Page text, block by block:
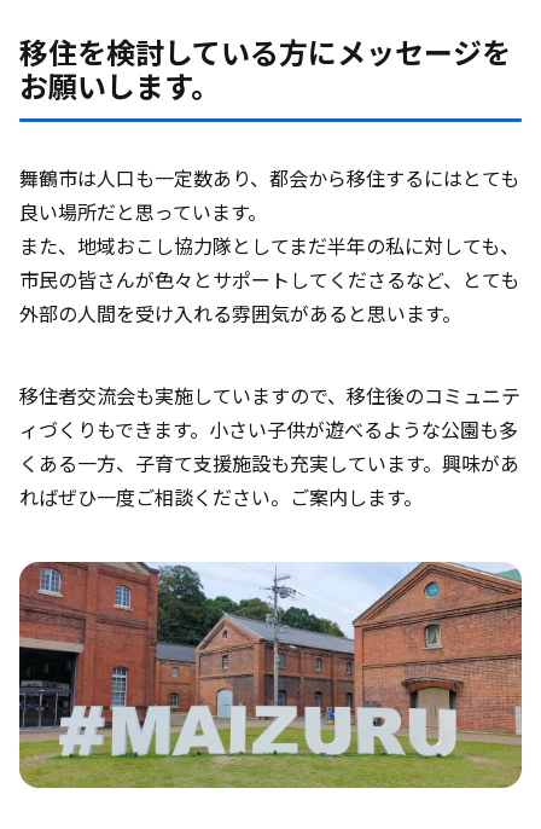
移住を検討している方にメッセージを
お願いします。
舞鶴市は人口も一定数あり、都会から移住するにはとても
良い場所だと思っています。
また、地域おこし協力隊としてまだ半年の私に対しても、
市民の皆さんが色々とサポートしてくださるなど、とても
外部の人間を受け入れる雰囲気があると思います。
移住者交流会も実施していますので、移住後のコミュニテ
ィづくりもできます。小さい子供が遊べるような公園も多
くある一方、子育て支援施設も充実しています。興味があ
ればぜひ一度ご相談ください。ご案内します。